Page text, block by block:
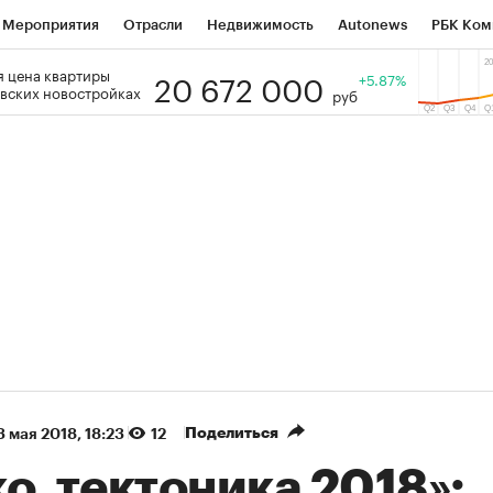
Мероприятия Отрасли Недвижимость Autonews РБК
РБК Образование Тренды
цена квартиры
новостройках
20 672 000 руб
+5.87%
мая 2018, 18:23 12 Поделиться